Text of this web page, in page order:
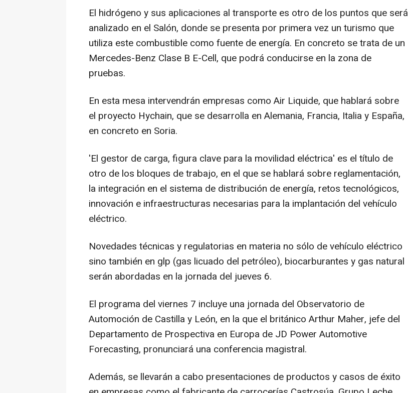
El hidrógeno y sus aplicaciones al transporte es otro de los puntos que será
analizado en el Salón, donde se presenta por primera vez un turismo que
utiliza este combustible como fuente de energía. En concreto se trata de un
Mercedes-Benz Clase B E-Cell, que podrá conducirse en la zona de
pruebas.
En esta mesa intervendrán empresas como Air Liquide, que hablará sobre
el proyecto Hychain, que se desarrolla en Alemania, Francia, Italia y España,
en concreto en Soria.
'El gestor de carga, figura clave para la movilidad eléctrica' es el título de
otro de los bloques de trabajo, en el que se hablará sobre reglamentación,
la integración en el sistema de distribución de energía, retos tecnológicos,
innovación e infraestructuras necesarias para la implantación del vehículo
eléctrico.
Novedades técnicas y regulatorias en materia no sólo de vehículo eléctrico
sino también en glp (gas licuado del petróleo), biocarburantes y gas natural
serán abordadas en la jornada del jueves 6.
El programa del viernes 7 incluye una jornada del Observatorio de
Automoción de Castilla y León, en la que el británico Arthur Maher, jefe del
Departamento de Prospectiva en Europa de JD Power Automotive
Forecasting, pronunciará una conferencia magistral.
Además, se llevarán a cabo presentaciones de productos y casos de éxito